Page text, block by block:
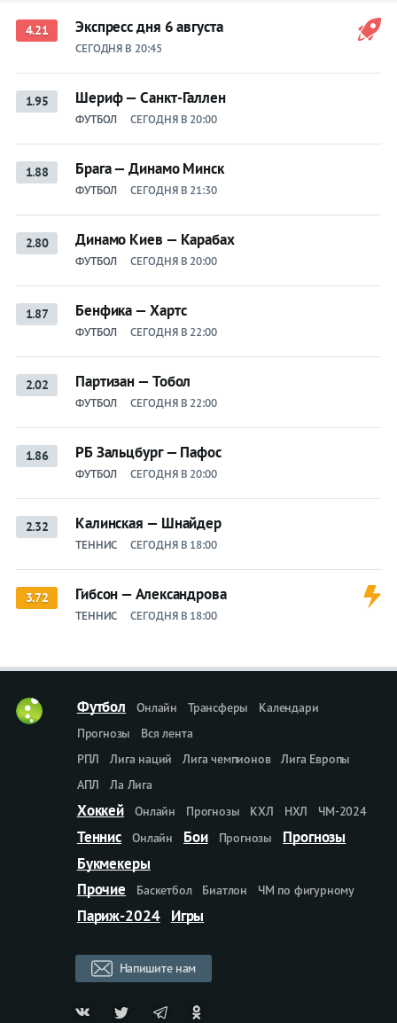
4.21 Экспресс дня 6 августа
СЕГОДНЯ В 20:45
1.95 Шериф — Санкт-Галлен
ФУТБОЛ СЕГОДНЯ В 20:00
1.88 Брага — Динамо Минск
ФУТБОЛ СЕГОДНЯ В 21:30
2.80 Динамо Киев — Карабах
ФУТБОЛ СЕГОДНЯ В 20:00
1.87 Бенфика — Хартс
ФУТБОЛ СЕГОДНЯ В 22:00
2.02 Партизан — Тобол
ФУТБОЛ СЕГОДНЯ В 22:00
1.86 РБ Зальцбург — Пафос
ФУТБОЛ СЕГОДНЯ В 20:00
2.32 Калинская — Шнайдер
ТЕННИС СЕГОДНЯ В 18:00
3.72 Гибсон — Александрова
ТЕННИС СЕГОДНЯ В 18:00
Футбол Онлайн Трансферы
Календари
Прогнозы
Вся лента
РПЛ
Лига наций Лига чемпионов
Лига Европы
АПЛ
Ла Лига
Хоккей Онлайн Прогнозы КХЛ НХЛ ЧМ-2024
Теннис Онлайн Бои Прогнозы
Прогнозы
Букмекеры
Прочие
Баскетбол Биатлон ЧМ по фигурному
Париж-2024 Игры
Напишите нам